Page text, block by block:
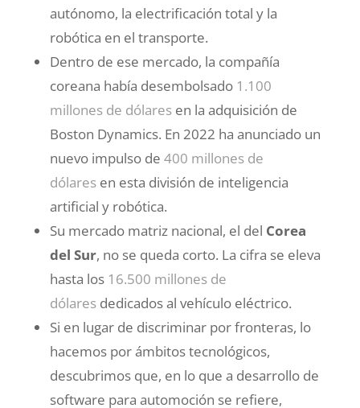
autónomo, la electrificación total y la
robótica en el transporte.
Dentro de ese mercado, la compañía
coreana había desembolsado 1.100
millones de dólaresen la adquisición de
Boston Dynamics. En 2022 ha anunciado un
nuevo impulso de 400 millones de
dólaresen esta división de inteligencia
artificial y robótica.
Su mercado matriz nacional, el del Corea
del Sur, no se queda corto. La cifra se eleva
hasta los 16.500 millones de
dólaresdedicados al vehículo eléctrico.
Si en lugar de discriminar por fronteras, lo
hacemos por ámbitos tecnológicos,
descubrimos que, en lo que a desarrollo de
software para automoción se refiere,